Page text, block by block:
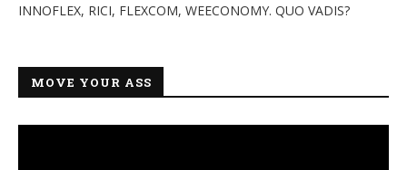
INNOFLEX, RICI, FLEXCOM, WEECONOMY. QUO VADIS?
MOVE YOUR ASS